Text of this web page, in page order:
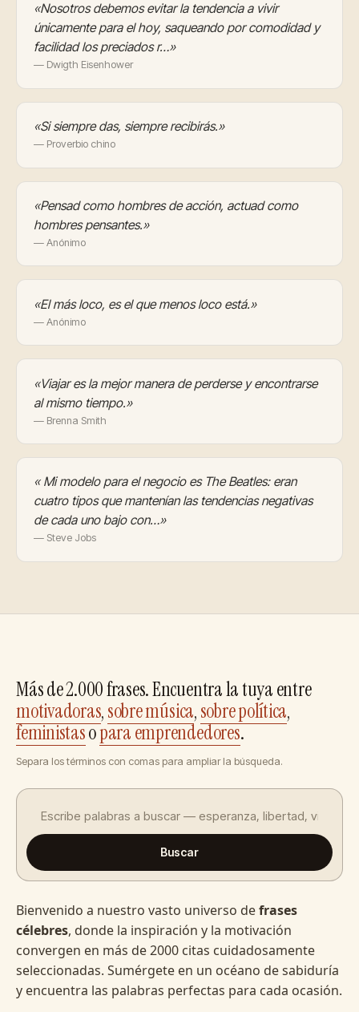
«Nosotros debemos evitar la tendencia a vivir
únicamente para el hoy, saqueando por comodidad y
facilidad los preciados r…»
— Dwigth Eisenhower
«Si siempre das, siempre recibirás.»
— Proverbio chino
«Pensad como hombres de acción, actuad como
hombres pensantes.»
— Anónimo
«El más loco, es el que menos loco está.»
— Anónimo
«Viajar es la mejor manera de perderse y encontrarse
al mismo tiempo.»
— Brenna Smith
« Mi modelo para el negocio es The Beatles: eran
cuatro tipos que mantenían las tendencias negativas
de cada uno bajo con…»
— Steve Jobs
Más de 2.000 frases. Encuentra la tuya entre
motivadoras,sobre música,sobre política,
feministasopara emprendedores.
Separa los términos con comas para ampliar la búsqueda.
Buscar
Bienvenido a nuestro vasto universo defrases
célebres, donde la inspiración y la motivación
convergen en más de 2000 citas cuidadosamente
seleccionadas. Sumérgete en un océano de sabiduría
y encuentra las palabras perfectas para cada ocasión.